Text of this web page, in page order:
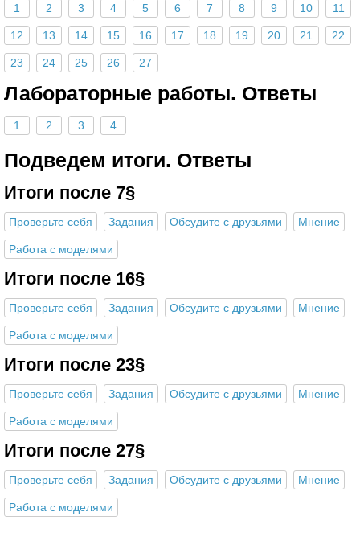
1 2 3 4 5 6 7 8 9 10 11
12 13 14 15 16 17 18 19 20 21 22
23 24 25 26 27
Лабораторные работы. Ответы
1 2 3 4
Подведем итоги. Ответы
Итоги после 7§
Проверьте себя Задания Обсудите с друзьями Мнение
Работа с моделями
Итоги после 16§
Проверьте себя Задания Обсудите с друзьями Мнение
Работа с моделями
Итоги после 23§
Проверьте себя Задания Обсудите с друзьями Мнение
Работа с моделями
Итоги после 27§
Проверьте себя Задания Обсудите с друзьями Мнение
Работа с моделями